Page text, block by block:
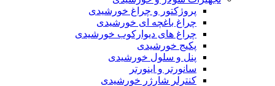
پروژکتور و چراغ خورشیدی
چراغ باغچه ای خورشیدی
چراغ های دیوارکوب خورشیدی
پکیج خورشیدی
پنل و سلول خورشیدی
سانورتر و اینورتر
کنترلر شارژر خورشیدی